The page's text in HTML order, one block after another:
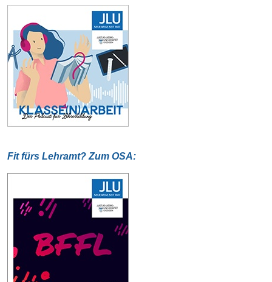
Fit fürs Lehramt? Zum OSA: